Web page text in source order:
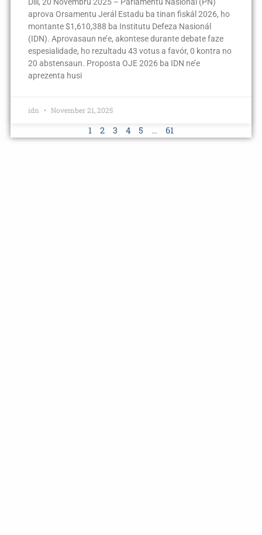
Díli, 20 Novembru 2025 – Parlamentu Nasionál (PN)
aprova Orsamentu Jerál Estadu ba tinan fiskál 2026, ho
montante $1,610,388 ba Institutu Defeza Nasionál
(IDN). Aprovasaun ne’e, akontese durante debate faze
espesialidade, ho rezultadu 43 votus a favór, 0 kontra no
20 abstensaun. Proposta OJE 2026 ba IDN ne’e
aprezenta husi
idn November 21, 2025
1 2 3 4 5 … 61